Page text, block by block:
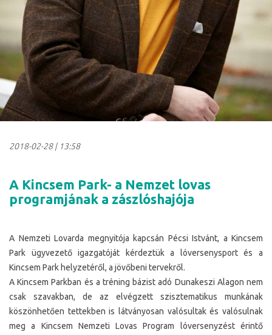
2018-02-28| 13:58
A Kincsem Park- a Nemzet lovas
programjának a zászlóshajója
A Nemzeti Lovarda megnyitója kapcsán Pécsi Istvánt, a Kincsem
Park ügyvezető igazgatóját kérdeztük a lóversenysport és a
Kincsem Park helyzetéről, a jövőbeni tervekről.
A Kincsem Parkban és a tréning bázist adó Dunakeszi Alagon nem
csak szavakban, de az elvégzett szisztematikus munkának
köszönhetően tettekben is látványosan valósultak és valósulnak
meg a Kincsem Nemzeti Lovas Program lóversenyzést érintő